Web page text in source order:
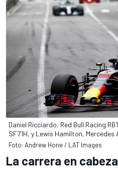
Daniel Ricciardo, Red Bull Racing
SF71H, y Lewis Hamilton, Mercedes
Foto: Andrew Hone / LAT Images
La carrera en cabeza